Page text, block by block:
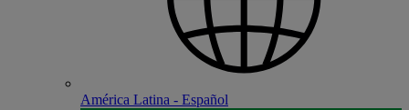
América Latina - Español